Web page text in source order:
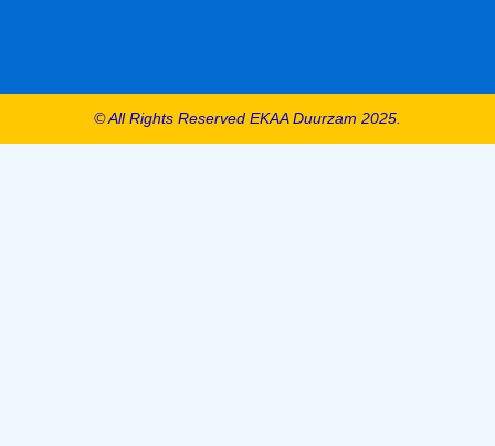
© All Rights Reserved EKAA Duurzam 2025.